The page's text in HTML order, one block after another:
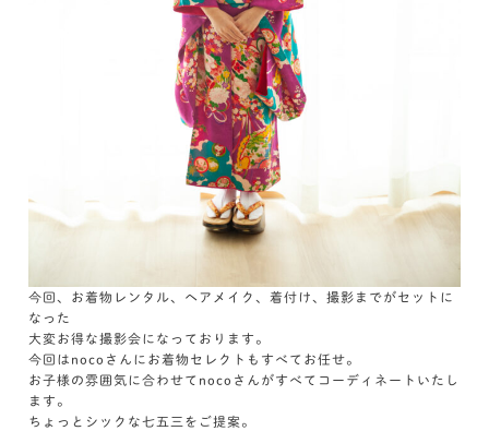
今回、お着物レンタル、ヘアメイク、着付け、撮影までがセットに
なった
大変お得な撮影会になっております。
今回はnocoさんにお着物セレクトもすべてお任せ。
お子様の雰囲気に合わせてnocoさんがすべてコーディネートいたし
ます。
ちょっとシックな七五三をご提案。